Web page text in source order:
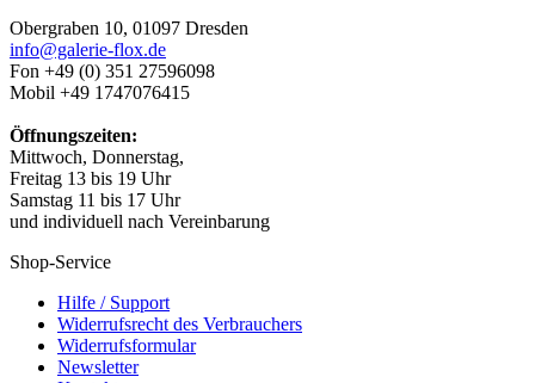
Obergraben 10, 01097 Dresden
info@galerie-flox.de
Fon +49 (0) 351 27596098
Mobil +49 1747076415
Öffnungszeiten:
Mittwoch, Donnerstag,
Freitag 13 bis 19 Uhr
Samstag 11 bis 17 Uhr
und individuell nach Vereinbarung
Shop-Service
Hilfe / Support
Widerrufsrecht des Verbrauchers
Widerrufsformular
Newsletter